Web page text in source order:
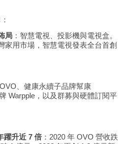
局 ：智慧電視、投影機與電視盒。
家用市場，智慧電視發表全台首創
、健康永續子品牌幫康
Warpple，以及群募與硬體訂閱平
躍升近 7 倍 ：2020 年 OVO 營收跌